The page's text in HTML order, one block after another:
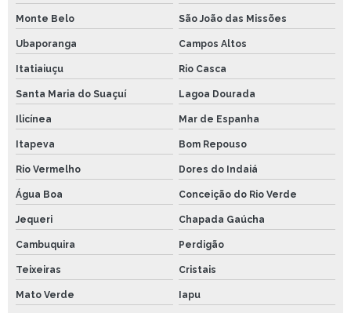
Monte Belo São João das Missões
Ubaporanga Campos Altos
Itatiaiuçu Rio Casca
Santa Maria do Suaçuí Lagoa Dourada
Ilicínea Mar de Espanha
Itapeva Bom Repouso
Rio Vermelho Dores do Indaiá
Água Boa Conceição do Rio Verde
Jequeri Chapada Gaúcha
Cambuquira Perdigão
Teixeiras Cristais
Mato Verde Iapu